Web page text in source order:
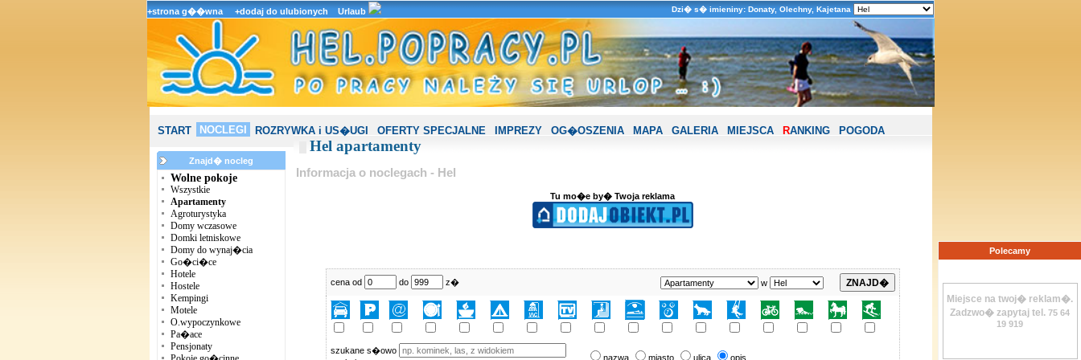
+strona g��wna +dodaj do ulubionych Urlaub Dzi� s� imieniny: Donaty, Olechny, Kajetana
START NOCLEGI ROZRYWKA i US�UGI OFERTY SPECJALNE IMPREZY OG�OSZENIA MAPA GALERIA MIEJSCA RANKING POGODA
Znajd� nocleg
Wolne pokoje
Wszystkie
Apartamenty
Agroturystyka
Domy wczasowe
Domki letniskowe
Domy do wynaj�cia
Go�ci�ce
Hotele
Hostele
Kempingi
Motele
O.wypoczynkowe
Pa�ace
Pensjonaty
Hel apartamenty
Informacja o noclegach - Hel
Tu mo�e by� Twoja reklama
cena od do z� w
szukane s�owo
nazwa miasto ulica opis
Polecamy
Miejsce na twoj� reklam�.
Zadzwo� zapytaj tel. 75 64
19 919